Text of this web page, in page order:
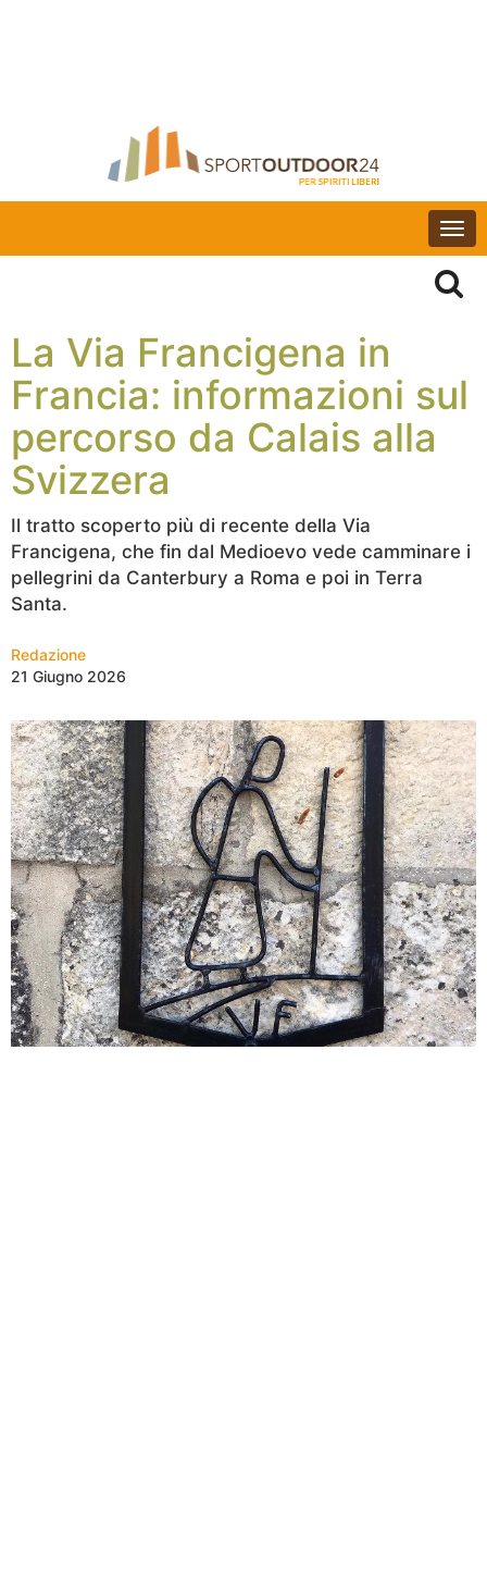
La Via Francigena in
Francia: informazioni sul
percorso da Calais alla
Svizzera
Il tratto scoperto più di recente della Via
Francigena, che fin dal Medioevo vede camminare i
pellegrini da Canterbury a Roma e poi in Terra
Santa.
Redazione
21 Giugno 2026